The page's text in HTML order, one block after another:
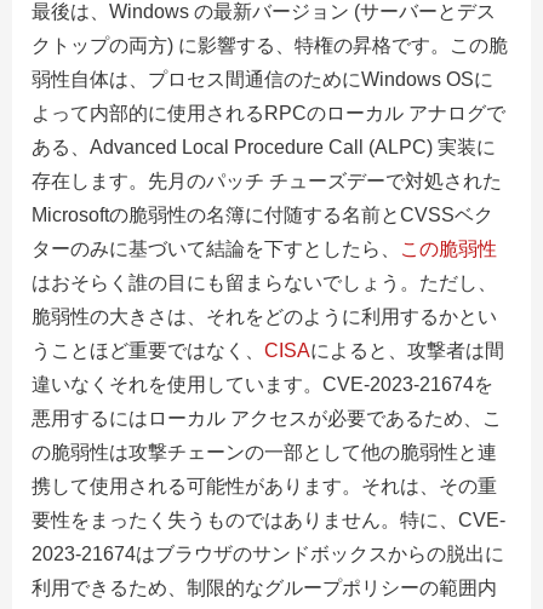
最後は、Windows の最新バージョン (サーバーとデス
クトップの両方) に影響する、特権の昇格です。この脆
弱性自体は、プロセス間通信のためにWindows OSに
よって内部的に使用されるRPCのローカル アナログで
ある、Advanced Local Procedure Call (ALPC) 実装に
存在します。先月のパッチ チューズデーで対処された
Microsoftの脆弱性の名簿に付随する名前とCVSSベク
ターのみに基づいて結論を下すとしたら、
この脆弱性
はおそらく誰の目にも留まらないでしょう。 ただし、
脆弱性の大きさは、それをどのように利用するかとい
うことほど重要ではなく、 CISAによると、 攻撃者は間
違いなくそれを使用しています。CVE-2023-21674を
悪用するにはローカル アクセスが必要であるため、こ
の脆弱性は攻撃チェーンの一部として他の脆弱性と連
携して使用される可能性があります。それは、その重
要性をまったく失うものではありません。特に、CVE-
2023-21674はブラウザのサンドボックスからの脱出に
利用できるため、制限的なグループポリシーの範囲内